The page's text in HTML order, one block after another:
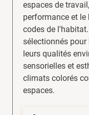
espaces de
performance et le
codes de
sélectionnés
leurs qualités
sensorielles et
climats colorés
espaces.